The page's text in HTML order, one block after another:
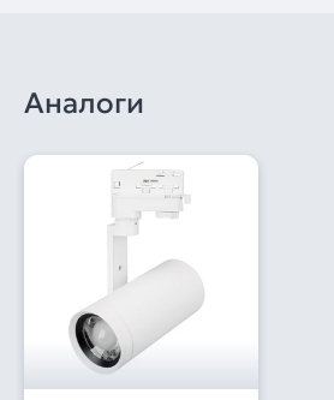
Аналоги